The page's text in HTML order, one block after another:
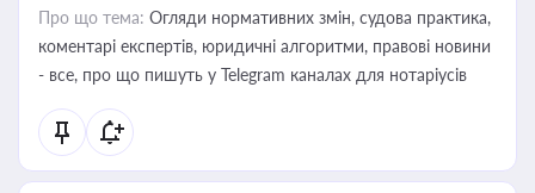
Про що тема: Огляди нормативних змін, судова практика,
коментарі експертів, юридичні алгоритми, правові новини
- все, про що пишуть у Telegram каналах для нотаріусів